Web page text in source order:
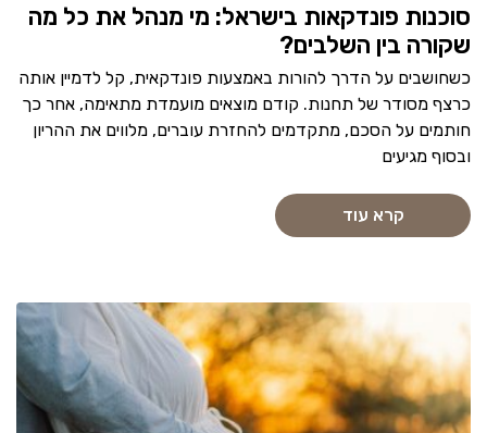
סוכנות פונדקאות בישראל: מי מנהל את כל מה
שקורה בין השלבים?
כשחושבים על הדרך להורות באמצעות פונדקאית, קל לדמיין אותה
כרצף מסודר של תחנות. קודם מוצאים מועמדת מתאימה, אחר כך
חותמים על הסכם, מתקדמים להחזרת עוברים, מלווים את ההריון
ובסוף מגיעים
קרא עוד